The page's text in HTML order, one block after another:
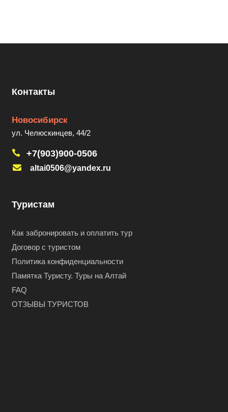
Контакты
Новосибирск
ул. Челюскинцев, 44/2
+7(903)900-0506
altai0506@yandex.ru
Туристам
Как забронировать и оплатить тур
Договор с туристом
Политика конфиденциальности
Памятка Туристу. Туры на Алтай
FAQ
ОТЗЫВЫ ТУРИСТОВ